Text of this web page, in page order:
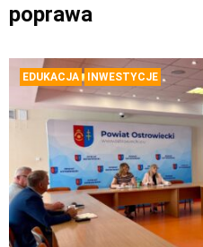
poprawa
EDUKACJA INWESTYCJE